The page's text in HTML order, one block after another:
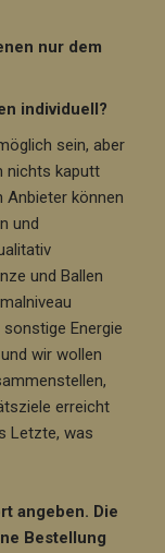
nur dem
individuell?
sein, aber
nichts kaputt
Anbieter können
und
und Ballen
Energie
wir wollen
erreicht
Letzte, was
angeben. Die
Bestellung